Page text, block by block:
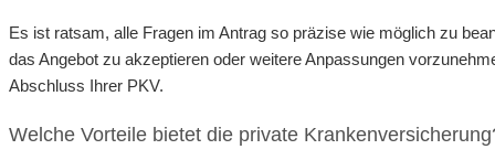
Es ist ratsam, alle Fragen im Antrag so präzise wie möglich zu
das Angebot zu akzeptieren oder weitere Anpassungen
Abschluss Ihrer PKV.
Welche Vorteile bietet die private